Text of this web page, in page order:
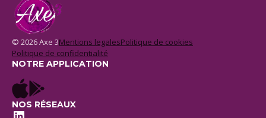
© 2026 Axe 3Mentions legalesPolitique de cookies
Politique de confidentialité
NOTRE APPLICATION
NOS RÉSEAUX